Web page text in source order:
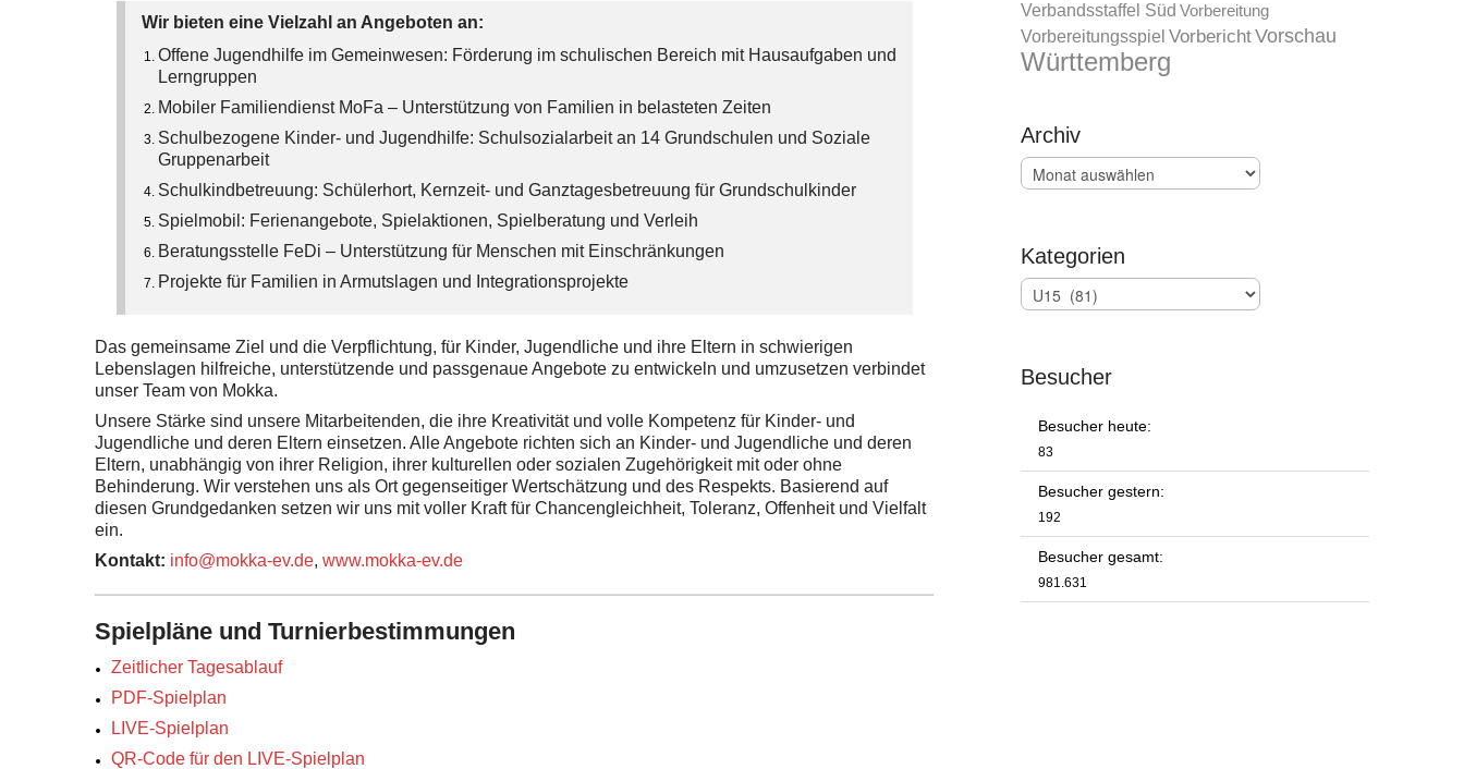
Wir bieten eine Vielzahl an Angeboten an:
Offene Jugendhilfe im Gemeinwesen: Förderung im schulischen Bereich mit Hausaufgaben und
Lerngruppen
Mobiler Familiendienst MoFa – Unterstützung von Familien in belasteten Zeiten
Schulbezogene Kinder- und Jugendhilfe: Schulsozialarbeit an 14 Grundschulen und Soziale
Gruppenarbeit
Schulkindbetreuung: Schülerhort, Kernzeit- und Ganztagesbetreuung für Grundschulkinder
Spielmobil: Ferienangebote, Spielaktionen, Spielberatung und Verleih
Beratungsstelle FeDi – Unterstützung für Menschen mit Einschränkungen
Projekte für Familien in Armutslagen und Integrationsprojekte
Das gemeinsame Ziel und die Verpflichtung, für Kinder, Jugendliche und ihre Eltern in schwierigen
Lebenslagen hilfreiche, unterstützende und passgenaue Angebote zu entwickeln und umzusetzen verbindet
unser Team von Mokka.
Unsere Stärke sind unsere Mitarbeitenden, die ihre Kreativität und volle Kompetenz für Kinder- und
Jugendliche und deren Eltern einsetzen. Alle Angebote richten sich an Kinder- und Jugendliche und deren
Eltern, unabhängig von ihrer Religion, ihrer kulturellen oder sozialen Zugehörigkeit mit oder ohne
Behinderung. Wir verstehen uns als Ort gegenseitiger Wertschätzung und des Respekts. Basierend auf
diesen Grundgedanken setzen wir uns mit voller Kraft für Chancengleichheit, Toleranz, Offenheit und Vielfalt
ein.
Kontakt: info@mokka-ev.de, www.mokka-ev.de
Spielpläne und Turnierbestimmungen
Zeitlicher Tagesablauf
PDF-Spielplan
LIVE-Spielplan
QR-Code für den LIVE-Spielplan
Verbandsstaffel Süd Vorbereitung
Vorbereitungsspiel VorberichtVorschau
Württemberg
Archiv
Archiv
Kategorien
Kategorien
Besucher
Besucher heute:
83
Besucher gestern:
192
Besucher gesamt:
981.631